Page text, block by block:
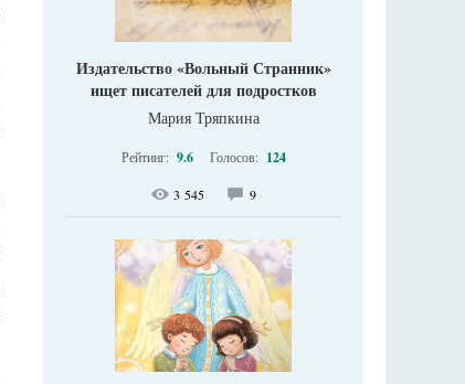
Издательство «Вольный Странник»
ищет писателей для подростков
Мария Тряпкина
Рейтинг: 9.6 Голосов: 124
3 545 9